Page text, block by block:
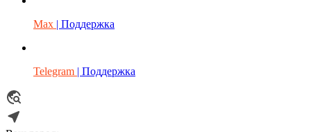
Max | Поддержка
Telegram | Поддержка